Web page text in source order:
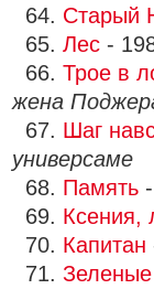
64. Старый
65. Лес -
66. Трое в
жена
67. Шаг
универсаме
68. Память
69. Ксения,
70. Капитан
71. Зеленые